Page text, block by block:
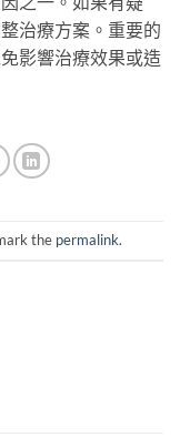
治療方案。重要的
影響治療效果或造
the permalink.